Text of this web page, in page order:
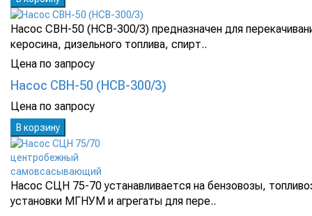
Насос СВН-50 (НСВ-300/3) предназначен для
керосина, дизельного топлива, спирт..
Цена по запросу
Насос СВН-50 (НСВ-300/3)
Цена по запросу
В корзину
Насос СЦН 75-70 устанавливается на бензовозы,
установки МГНУМ и агрегаты для пере..